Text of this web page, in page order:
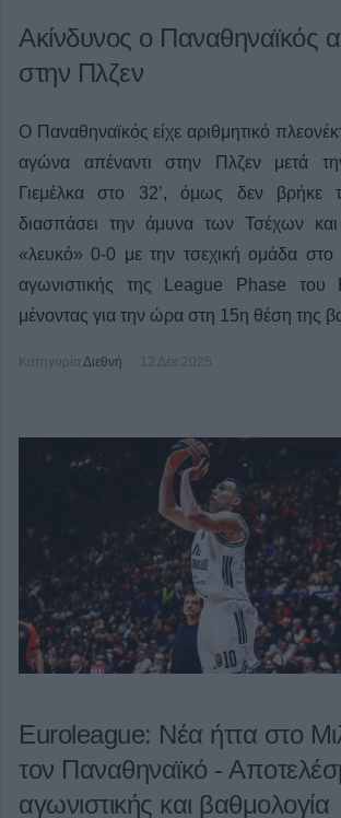
Ακίνδυνος ο Παναθηναϊκός
στην Πλζεν
Ο Παναθηναϊκός είχε αριθμητικό
αγώνα απέναντι στην Πλζεν μετά
Γιεμέλκα στο 32’, όμως δεν βρήκε
διασπάσει την άμυνα των Τσέχων
«λευκό» 0-0 με την τσεχική ομάδα στο
αγωνιστικής της League Phase του
μένοντας για την ώρα στη 15η θέση της
Κατηγορία Διεθνή 12 Δεκ 2025
Euroleague: Νέα ήττα στο
τον Παναθηναϊκό -
αγωνιστικής και βαθμολογία